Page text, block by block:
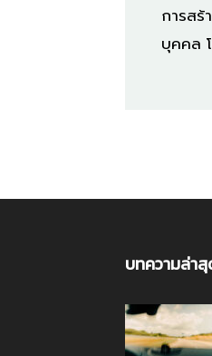
การสร้
บุคคล
บทความล่า